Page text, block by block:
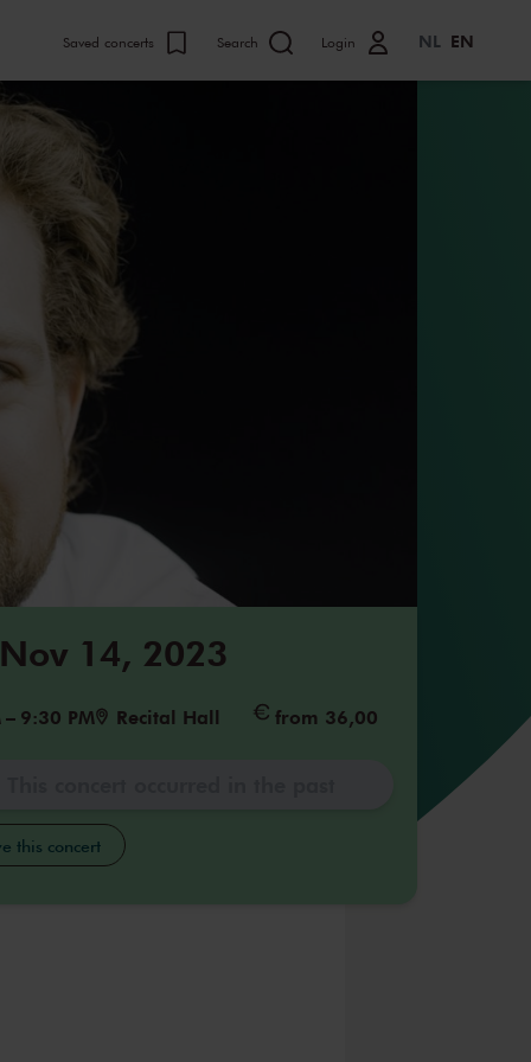
Saved concerts Search Login NL EN
14, 2023
– 9:30 PM Recital Hall from 36,00
this concert